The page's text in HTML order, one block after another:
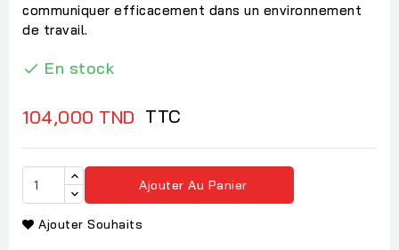
communiquer efficacement dans un environnement
de travail.
 En stock
104,000 TND TTC
Ajouter Au Panier
Ajouter Souhaits